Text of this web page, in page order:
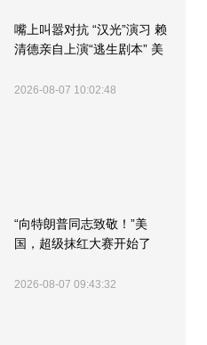
嘴上叫嚣对抗 “汉光”演习 赖
清德亲自上演“逃生剧本” 美
2026-08-07 10:02:48
“向特朗普同志致敬！”美
国，超级抹红大赛开始了
2026-08-07 09:43:32